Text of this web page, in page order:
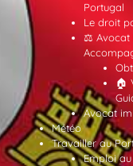
Portugal
Le droit
⚖️ Avocat
🏠
Avocat
Météo
Travailler au
Emploi